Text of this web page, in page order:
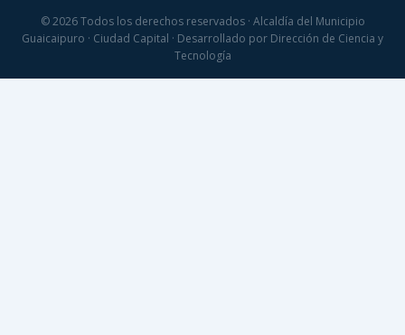
© 2026 Todos los derechos reservados · Alcaldía del Municipio
Guaicaipuro · Ciudad Capital · Desarrollado por Dirección de Ciencia y
Tecnología